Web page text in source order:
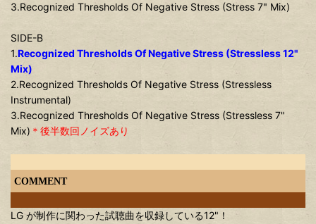
3.Recognized Thresholds Of Negative Stress (Stress 7" Mix)
SIDE-B
1.Recognized Thresholds Of Negative Stress (Stressless 12"
Mix)
2.Recognized Thresholds Of Negative Stress (Stressless
Instrumental)
3.Recognized Thresholds Of Negative Stress (Stressless 7"
Mix) ＊後半数回ノイズあり
COMMENT
LG が制作に関わった試聴曲を収録している12"！